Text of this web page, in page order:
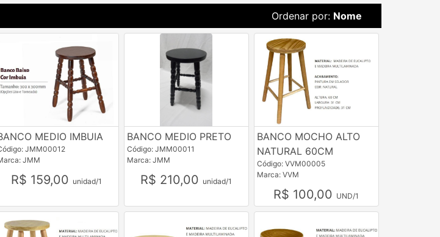
Ordenar por: Nome
MEDIO IMBUIA
JMM00012
JMM
R$ 159,00 unidad/1
BANCO MEDIO PRETO
Código: JMM00011
Marca: JMM
R$ 210,00 unidad/1
BANCO MOCHO ALTO
NATURAL 60CM
Código: VVM00005
Marca: VVM
R$ 100,00 UND/1